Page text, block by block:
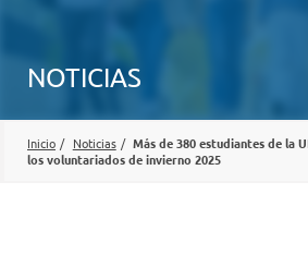
NOTICIAS
Inicio / Noticias / Más de 380 estudiantes de la
los voluntariados de invierno 2025